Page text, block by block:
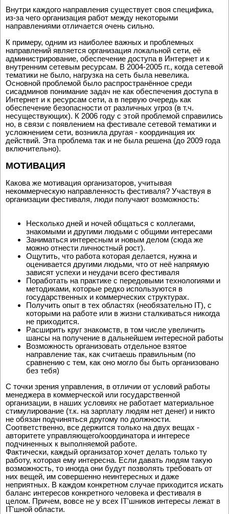
Внутри каждого направления существует своя специфика,
из-за чего организация работ между некоторыми
направлениями отличается очень сильно.
К примеру, одним из наиболее важных и проблемных
направлений является организация локальной сети, её
администрирование, обеспечение доступа в Интернет и к
внутренним сетевым ресурсам. В 2004-2005 гг., когда сетевой
тематики не было, нагрузка на сеть была невелика.
Основной проблемой было распространённое среди
сисадминов понимание задач не как обеспечения доступа в
Интернет и к ресурсам сети, а в первую очередь как
обеспечение безопасности от различных угроз (в т.ч.
несуществующих). К 2006 году с этой проблемой справились
но, в связи с появлением на фестивале сетевой тематики и
усложнением сети, возникла другая - координация их
действий. Эта проблема так и не была решена (до 2009 года
включительно).
МОТИВАЦИЯ
Какова же мотивация организаторов, учитывая
некоммерческую направленность фестиваля? Участвуя в
организации фестиваля, люди получают возможность:
Несколько дней и ночей общаться с коллегами,
знакомыми и другими людьми с общими интересами
Заниматься интересным и новым делом (сюда же
можно отнести личностный рост).
Ощутить, что работа которая делается, нужна и
оценивается другими людьми, что от неё напрямую
зависят успехи и неудачи всего фестиваля
Поработать на практике с передовыми технологиями и
методиками, которые редко используются в
государственных и коммерческих структурах.
Получить опыт в тех областях (необязательно IT), с
которыми на работе или в жизни сталкиваться никогда
не приходится.
Расширить круг знакомств, в том числе увеличить
шансы на получение в дальнейшем интересной работы
Возможность организовать отдельное взятое
направление так, как считаешь правильным (по
сравнению с тем, как оно могло бы быть организовано
без тебя)
С точки зрения управления, в отличии от условий работы
менеджера в коммерческой или государственной
организации, в наших условиях не работает материальное
стимулирование (т.к. на зарплату людям нет денег) и никто
не обязан подчиняться другому по должности.
Соответственно, все держится только на двух вещах -
авторитете управляющего/координатора и интересе
подчиненных к выполняемой работе.
Фактически, каждый организатор хочет делать только ту
работу, которая ему интересна. Если давать людям такую
возможность, то иногда они будут позволять требовать от
них вещей, им совершенно неинтересных и даже
неприятных. В каждом конкретном случае приходится искать
баланс интересов конкретного человека и фестиваля в
целом. Причем, вовсе не у всех IT'шников интересы лежат в
IT'шной области.